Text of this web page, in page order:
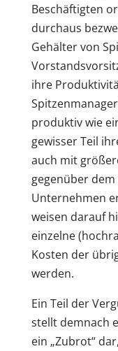
Beschäftigten
durchaus
Gehälter von
ihre
produktiv wie
gewisser Teil
auch mit
gegenüber
Unternehmen
weisen darauf
einzelne
Kosten der
werden.
Ein Teil der
stellt demnach
ein „Zubrot“